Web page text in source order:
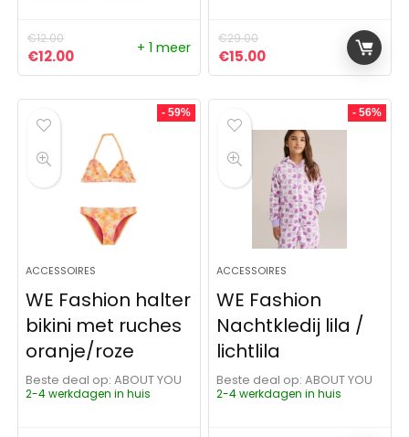
€12.00
Oorspronkelijke prijs was: €12.00.
€12.00Huidige prijs is: €12.00.
+ 1 meer
€29.00
Oorspronkelijke prijs was:
€15.00Huidige prijs is:
- 59%
ACCESSOIRES
WE Fashion halter
bikini met ruches
oranje/roze
Beste deal op:
ABOUT YOU
2-4 werkdagen in huis
- 56%
ACCESSOIRES
WE Fashion
Nachtkledij lila /
lichtlila
Beste deal op:
ABOUT YOU
2-4 werkdagen in huis